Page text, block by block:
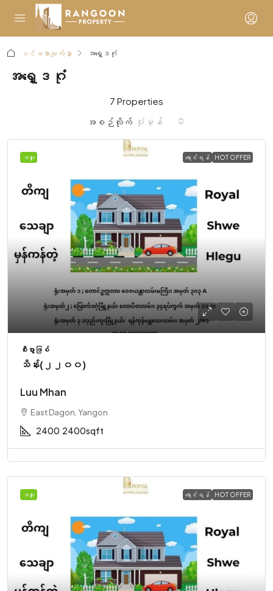
ပင်မစာမျက်နှာ အရှေ့ဒဂုံ
အရှေ့ဒဂုံ
7 Properties
အစဉ်လိုက် ပုံမှန်
အထူး ရောင်းရန် HOT OFFER
စီးပွားဖြစ်
သိန်း(၂၂၀၀)
Luu Mhan
East Dagon, Yangon
2400 2400sqft
အထူး ရောင်းရန် HOT OFFER